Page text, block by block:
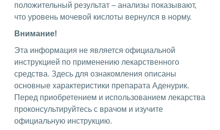
положительный результат – анализы показывают,
что уровень мочевой кислоты вернулся в норму.
Внимание!
Эта информация не является официальной
инструкцией по применению лекарственного
средства. Здесь для ознакомления описаны
основные характеристики препарата Аденурик.
Перед приобретением и использованием лекарства
проконсультируйтесь с врачом и изучите
официальную инструкцию.